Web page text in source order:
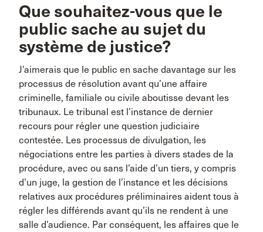
Que souhaitez-vous que le
public sache au sujet du
système de justice?
J’aimerais que le public en sache davantage sur les
processus de résolution avant qu’une affaire
criminelle, familiale ou civile aboutisse devant les
tribunaux. Le tribunal est l’instance de dernier
recours pour régler une question judiciaire
contestée. Les processus de divulgation, les
négociations entre les parties à divers stades de la
procédure, avec ou sans l’aide d’un tiers, y compris
d’un juge, la gestion de l’instance et les décisions
relatives aux procédures préliminaires aident tous à
régler les différends avant qu’ils ne rendent à une
salle d’audience. Par conséquent, les affaires que le